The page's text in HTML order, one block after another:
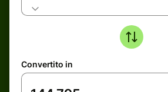
Convertito in